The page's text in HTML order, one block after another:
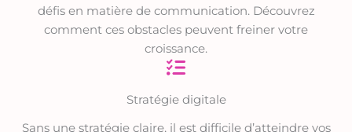
défis en matière de communication. Découvrez
comment ces obstacles peuvent freiner votre
croissance.
Stratégie digitale
Sans une stratégie claire, il est difficile d’atteindre vos